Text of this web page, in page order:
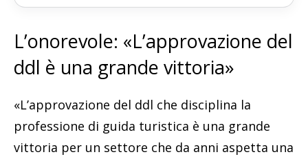
L’onorevole: «L’approvazione del
ddl è una grande vittoria»
«L’approvazione del ddl che disciplina la
professione di guida turistica è una grande
vittoria per un settore che da anni aspetta una